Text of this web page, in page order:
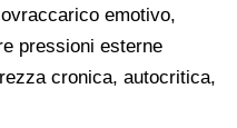
emotivo,
pressioni esterne
cronica, autocritica,